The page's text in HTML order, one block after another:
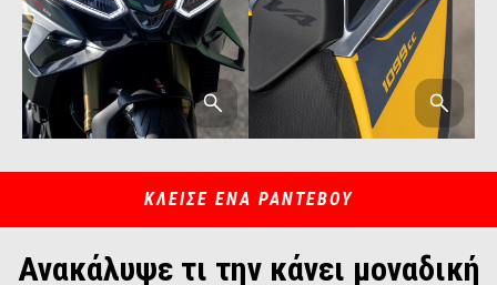
ΚΛΕΙΣΕ ΕΝΑ ΡΑΝΤΕΒΟΥ
Ανακάλυψε τι την κάνει μοναδική